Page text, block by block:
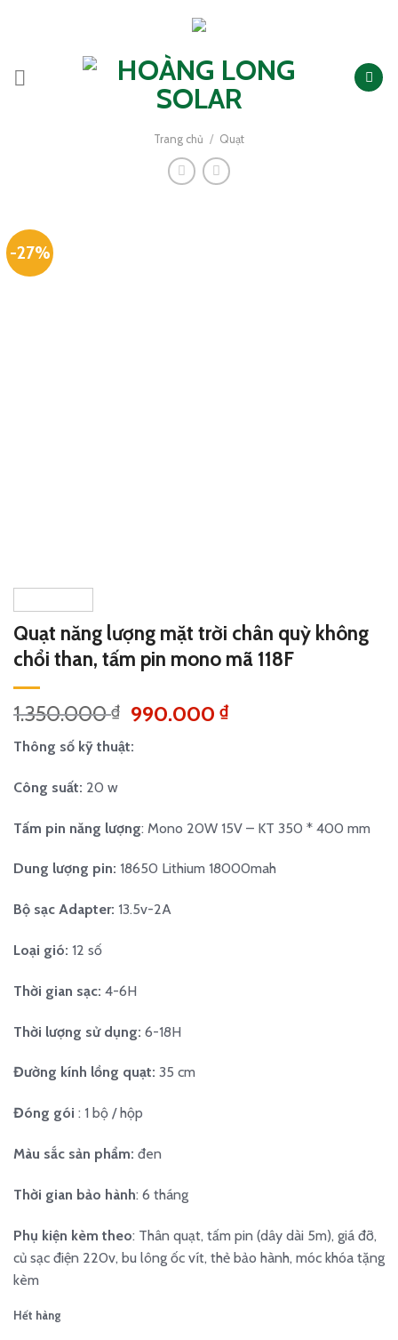
Trang chủ / Quạt
-27%
Quạt năng lượng mặt trời chân quỳ không
chổi than, tấm pin mono mã 118F
1.350.000₫ Giá
là:
990.000₫Giá
Thông số kỹ thuật:
Công suất: 20 w
Tấm pin năng lượng: Mono 20W 15V – KT 350 * 400 mm
Dung lượng pin: 18650 Lithium 18000mah
Bộ sạc Adapter: 13.5v-2A
Loại gió: 12 số
Thời gian sạc: 4-6H
Thời lượng sử dụng: 6-18H
Đường kính lồng quạt: 35 cm
Đóng gói : 1 bộ / hộp
Màu sắc sản phẩm: đen
Thời gian bảo hành: 6 tháng
Phụ kiện kèm theo: Thân quạt, tấm pin (dây dài 5m), giá đỡ,
củ sạc điện 220v, bu lông ốc vít, thẻ bảo hành, móc khóa tặng
kèm
Hết hàng